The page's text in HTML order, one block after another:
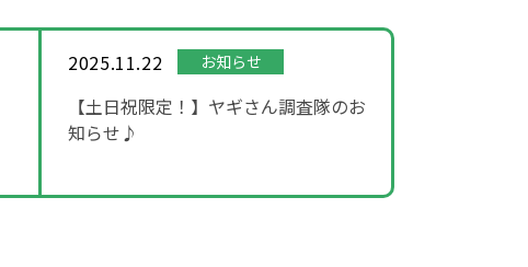
2025.11.22 お知らせ
【土日祝限定！】ヤギさん調査隊のお
知らせ♪